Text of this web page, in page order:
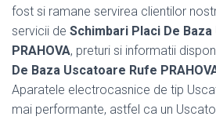
fost si ramane servirea clientilor
servicii de Schimbari Placi De
PRAHOVA, preturi si informatii
De Baza Uscatoare Rufe
Aparatele electrocasnice de tip
mai performante, astfel ca un